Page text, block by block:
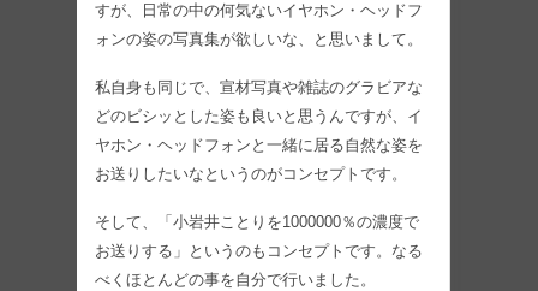
すが、日常の中の何気ないイヤホン・ヘッドフ
ォンの姿の写真集が欲しいな、と思いまして。
私自身も同じで、宣材写真や雑誌のグラビアな
どのビシッとした姿も良いと思うんですが、イ
ヤホン・ヘッドフォンと一緒に居る自然な姿を
お送りしたいなというのがコンセプトです。
そして、「小岩井ことりを1000000％の濃度で
お送りする」というのもコンセプトです。なる
べくほとんどの事を自分で行いました。